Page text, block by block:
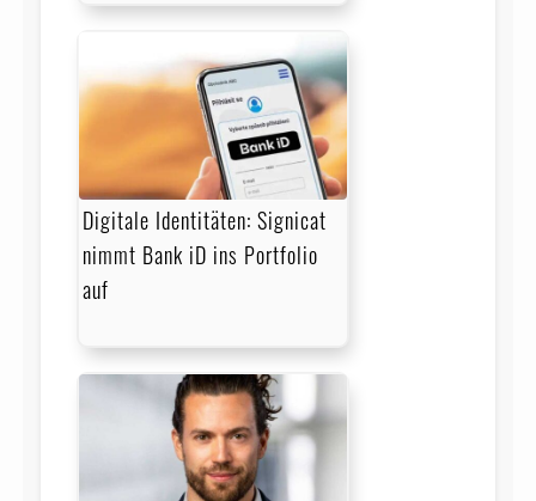
Digitale Identitäten: Signicat
nimmt Bank iD ins Portfolio
auf